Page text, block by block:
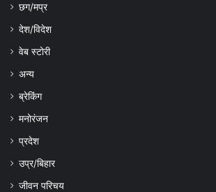
छग/मप्र
देश/विदेश
वेब स्टोरी
अन्य
ब्रेकिंग
मनोरंजन
प्रदेश
उप्र/बिहार
जीवन परिचय